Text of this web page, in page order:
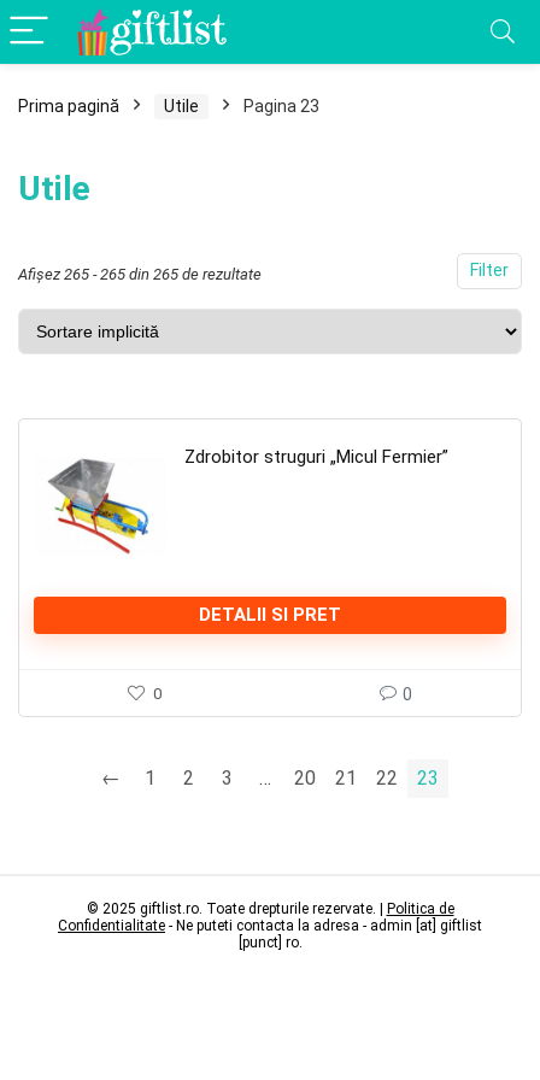
Prima pagină Utile Pagina 23
Utile
Filter
Afișez 265 - 265 din 265 de rezultate
Zdrobitor struguri „Micul Fermier”
DETALII SI PRET
0 0
← 1 2 3 … 20 21 22 23
© 2025 giftlist.ro. Toate drepturile rezervate. |
Politica de
Confidentialitate - Ne puteti contacta la adresa - admin [at] giftlist
[punct] ro.